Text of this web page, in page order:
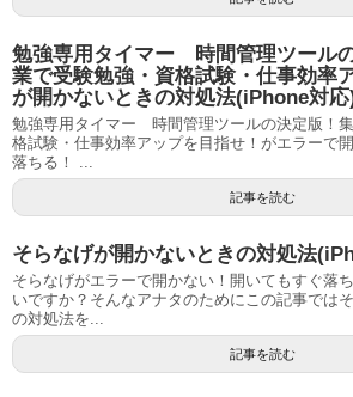
勉強専用タイマー 時間管理ツール
業で受験勉強・資格試験・仕事効率
が開かないときの対処法(iPhone対応
勉強専用タイマー 時間管理ツールの決定版！
格試験・仕事効率アップを目指せ！がエラーで
落ちる！ ...
記事を読む
そらなげが開かないときの対処法
そらなげがエラーで開かない！開いてもすぐ落
いですか？そんなアナタのためにこの記事では
の対処法を...
記事を読む